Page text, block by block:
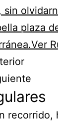
sin
plaza
recorrido,